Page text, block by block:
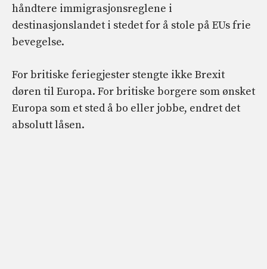
håndtere immigrasjonsreglene i
destinasjonslandet i stedet for å stole på EUs frie
bevegelse.
For britiske feriegjester stengte ikke Brexit
døren til Europa. For britiske borgere som ønsket
Europa som et sted å bo eller jobbe, endret det
absolutt låsen.